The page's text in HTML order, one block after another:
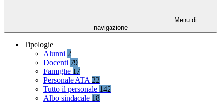
Menu di
navigazione
Tipologie
Alunni 2
Docenti 79
Famiglie 17
Personale ATA 22
Tutto il personale 142
Albo sindacale 18